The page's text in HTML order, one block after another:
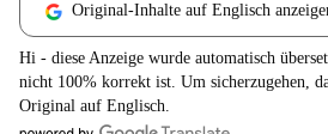
Original-Inhalte auf Englisch
Hi - diese Anzeige wurde automatisch
nicht 100% korrekt ist. Um sicherzugehen,
Original auf Englisch.